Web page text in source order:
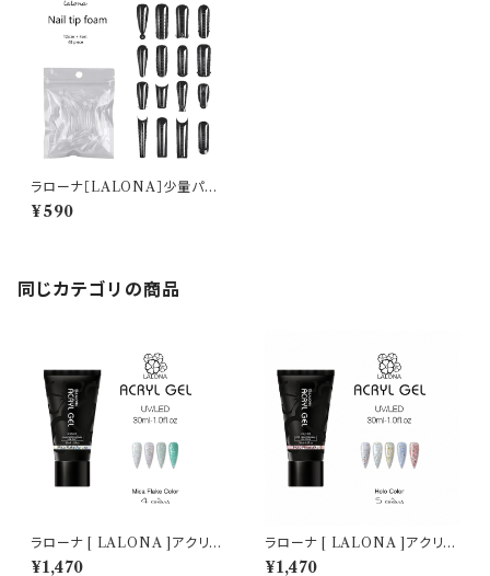
ラローナ［LALONA］少量パッ
ク アクリリックチップフォーム (
12サイズ 各4枚入 )
¥590
同じカテゴリの商品
ラローナ [ LALONA ]アクリル
ジェル ( マイカフレークカラー )
¥1,470
ラローナ [ LALONA ]アクリル
ジェル ( ホロカラー ) ( 30ml )
¥1,470